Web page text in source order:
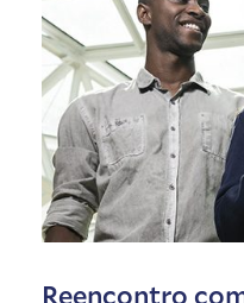
Reencontro